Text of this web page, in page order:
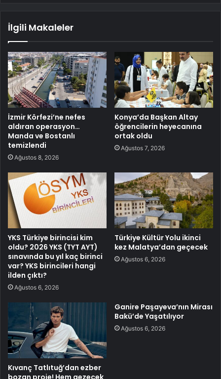
İlgili Makaleler
İzmir Körfezi’ne nefes
aldıran operasyon…
Manda ve Bostanlı
temizlendi
Ağustos 8, 2026
Konya’da Başkan Altay
öğrencilerin heyecanına
ortak oldu
Ağustos 7, 2026
YKS Türkiye birincisi kim
oldu? 2026 YKS (TYT AYT)
sınavında bu yıl kaç birinci
var? YKS birincileri hangi
ilden çıktı?
Ağustos 6, 2026
Türkiye Kültür Yolu ikinci
kez Malatya’dan geçecek
Ağustos 6, 2026
Kıvanç Tatlıtuğ’dan ezber
bozan proje! Hem gezecek
Ganire Paşayeva’nın Mirası
Bakü’de Yaşatılıyor
Ağustos 6, 2026